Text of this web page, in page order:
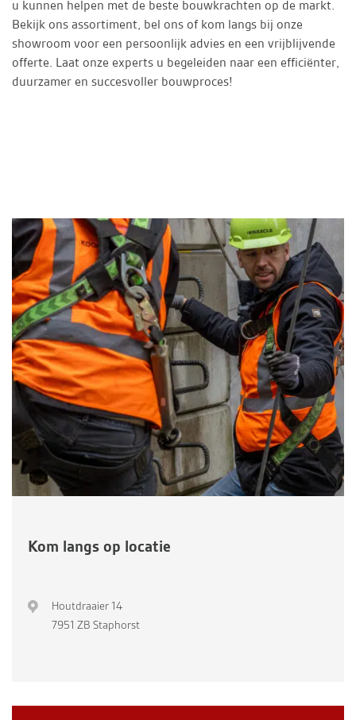
u kunnen helpen met de beste bouwkrachten op de markt.
Bekijk ons assortiment, bel ons of kom langs bij onze
showroom voor een persoonlijk advies en een vrijblijvende
offerte. Laat onze experts u begeleiden naar een efficiënter,
duurzamer en succesvoller bouwproces!
Kom langs op locatie
Houtdraaier 14
7951 ZB Staphorst